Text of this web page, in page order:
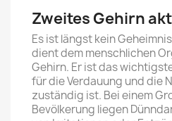
Zweites Gehirn
Es ist längst kein
dient dem menschlichen
Gehirn. Er ist das
für die Verdauung und die
zuständig ist. Bei einem
Bevölkerung liegen